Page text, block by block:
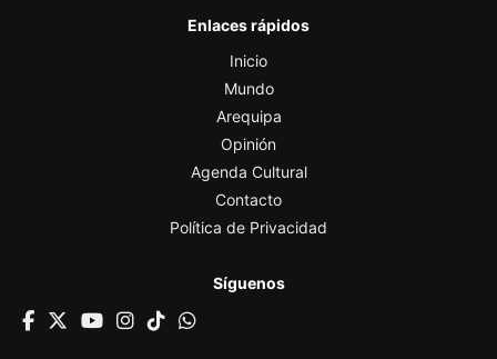
Enlaces rápidos
Inicio
Mundo
Arequipa
Opinión
Agenda Cultural
Contacto
Política de Privacidad
Síguenos